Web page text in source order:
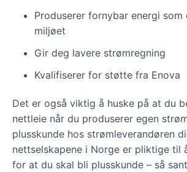
Produserer fornybar energi
miljøet
Gir deg lavere strømregning
Kvalifiserer for støtte fra Enova
Det er også viktig å huske på at du
nettleie når du produserer egen
plusskunde hos strømleverandøren
nettselskapene i Norge er pliktige til
for at du skal bli plusskunde – så